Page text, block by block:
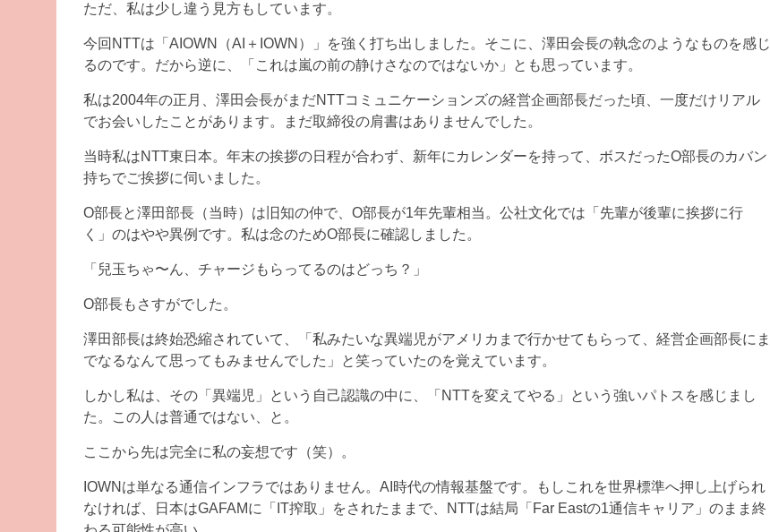
ただ、私は少し違う見方もしています。
今回NTTは「AIOWN（AI＋IOWN）」を強く打ち出しました。そこに、澤田会長の執念のようなものを感じ
るのです。だから逆に、「これは嵐の前の静けさなのではないか」とも思っています。
私は2004年の正月、澤田会長がまだNTTコミュニケーションズの経営企画部長だった頃、一度だけリアル
でお会いしたことがあります。まだ取締役の肩書はありませんでした。
当時私はNTT東日本。年末の挨拶の日程が合わず、新年にカレンダーを持って、ボスだったO部長のカバン
持ちでご挨拶に伺いました。
O部長と澤田部長（当時）は旧知の仲で、O部長が1年先輩相当。公社文化では「先輩が後輩に挨拶に行
く」のはやや異例です。私は念のためO部長に確認しました。
「兒玉ちゃ〜ん、チャージもらってるのはどっち？」
O部長もさすがでした。
澤田部長は終始恐縮されていて、「私みたいな異端児がアメリカまで行かせてもらって、経営企画部長にま
でなるなんて思ってもみませんでした」と笑っていたのを覚えています。
しかし私は、その「異端児」という自己認識の中に、「NTTを変えてやる」という強いパトスを感じまし
た。この人は普通ではない、と。
ここから先は完全に私の妄想です（笑）。
IOWNは単なる通信インフラではありません。AI時代の情報基盤です。もしこれを世界標準へ押し上げられ
なければ、日本はGAFAMに「IT搾取」をされたままで、NTTは結局「Far Eastの1通信キャリア」のまま終